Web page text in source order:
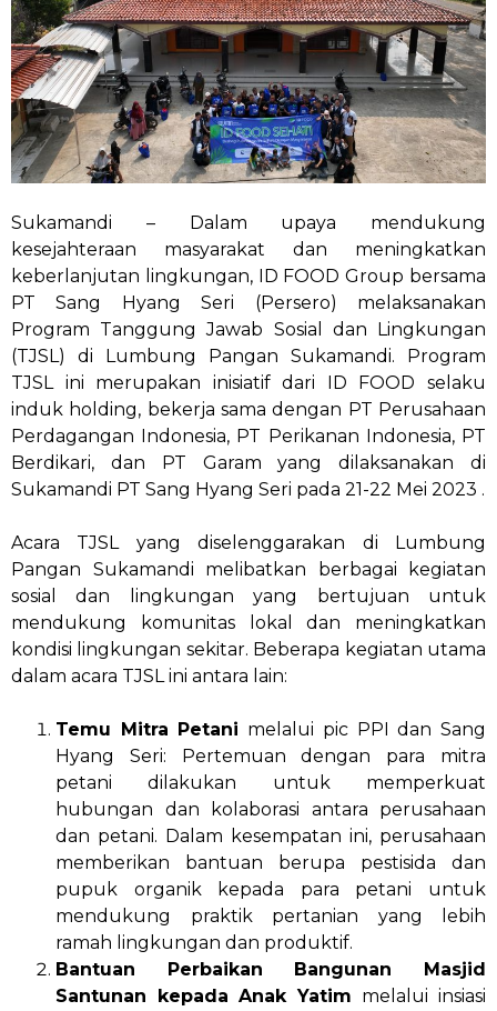
Sukamandi – Dalam upaya mendukung
kesejahteraan masyarakat dan meningkatkan
keberlanjutan lingkungan, ID FOOD Group bersama
PT Sang Hyang Seri (Persero) melaksanakan
Program Tanggung Jawab Sosial dan Lingkungan
(TJSL) di Lumbung Pangan Sukamandi. Program
TJSL ini merupakan inisiatif dari ID FOOD selaku
induk holding, bekerja sama dengan PT Perusahaan
Perdagangan Indonesia, PT Perikanan Indonesia, PT
Berdikari, dan PT Garam yang dilaksanakan di
Sukamandi PT Sang Hyang Seri pada 21-22 Mei 2023 .
Acara TJSL yang diselenggarakan di Lumbung
Pangan Sukamandi melibatkan berbagai kegiatan
sosial dan lingkungan yang bertujuan untuk
mendukung komunitas lokal dan meningkatkan
kondisi lingkungan sekitar. Beberapa kegiatan utama
dalam acara TJSL ini antara lain:
Temu Mitra Petani melalui pic PPI dan Sang
Hyang Seri: Pertemuan dengan para mitra
petani dilakukan untuk memperkuat
hubungan dan kolaborasi antara perusahaan
dan petani. Dalam kesempatan ini, perusahaan
memberikan bantuan berupa pestisida dan
pupuk organik kepada para petani untuk
mendukung praktik pertanian yang lebih
ramah lingkungan dan produktif.
Bantuan Perbaikan Bangunan Masjid
Santunan kepada Anak Yatim melalui insiasi